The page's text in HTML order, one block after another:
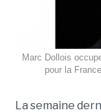
Marc Dollois
pour la
La semaine